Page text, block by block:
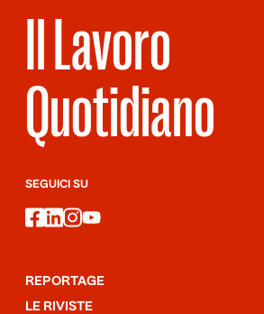
Il Lavoro
Quotidiano
SEGUICI SU
facebook
linkedin
instagram
youtube
REPORTAGE
LE RIVISTE